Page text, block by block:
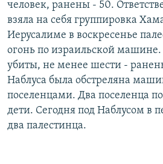
Все сайты РСЕ/РС
человек, ранены - 50.
взяла на себя группировка
Иерусалиме в воскресенье
огонь по израильской
убиты, не менее шести -
Наблуса была обстреляна
поселенцами. Два поселенца
дети. Сегодня под Наблусом в
два палестинца.